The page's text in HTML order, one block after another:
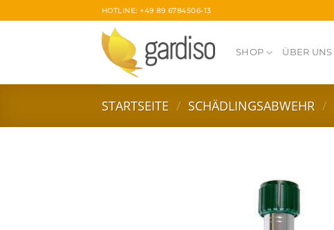
to
HOTLINE: +49 89 6784506-13
SHOP ÜBER UNS
STARTSEITE / SCHÄDLINGSABWEHR /